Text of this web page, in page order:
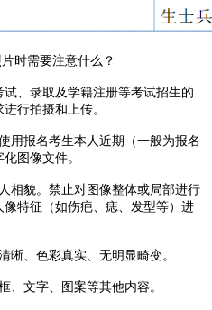
时需要注意什么？
、录取及学籍注册等考试招生的
行拍摄和上传。
用报名考生本人近期（一般为报名
图像文件。
貌。禁止对图像整体或局部进行
特征（如伤疤、痣、发型等）进
、色彩真实、无明显畸变。
文字、图案等其他内容。